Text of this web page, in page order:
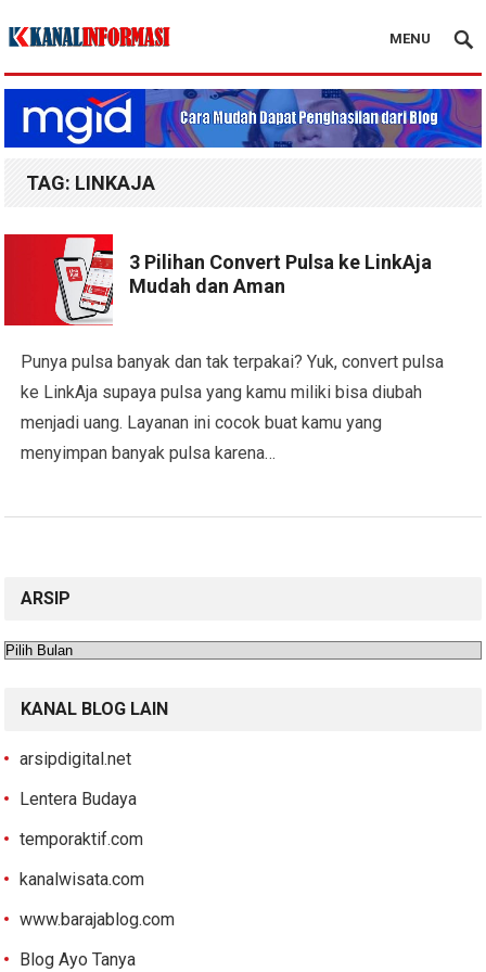
Blog Kanal Info
MENU
TAG: LINKAJA
3 Pilihan Convert Pulsa ke LinkAja
Mudah dan Aman
Punya pulsa banyak dan tak terpakai? Yuk, convert pulsa
ke LinkAja supaya pulsa yang kamu miliki bisa diubah
menjadi uang. Layanan ini cocok buat kamu yang
menyimpan banyak pulsa karena…
ARSIP
Arsip
KANAL BLOG LAIN
arsipdigital.net
Lentera Budaya
temporaktif.com
kanalwisata.com
www.barajablog.com
Blog Ayo Tanya